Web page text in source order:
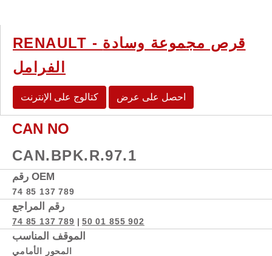
RENAULT - قرص مجموعة وسادة
الفرامل
كتالوج على الإنترنت احصل على عرض
CAN NO
CAN.BPK.R.97.1
رقم OEM
74 85 137 789
رقم المراجع
74 85 137 789 | 50 01 855 902
الموقف المناسب
المحور الأمامي